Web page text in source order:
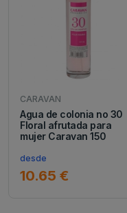
CARAVAN
Agua de colonia no 30
Floral afrutada para
mujer Caravan 150
desde
10.65 €